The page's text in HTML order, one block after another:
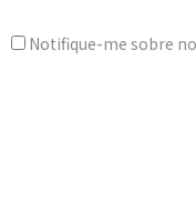
Notifique-me sobre